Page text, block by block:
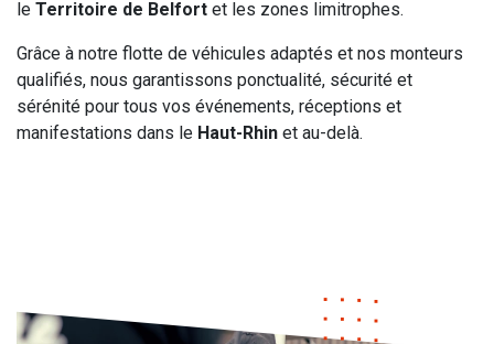
le Territoire de Belfort et les zones limitrophes.
Grâce à notre flotte de véhicules adaptés et nos monteurs
qualifiés, nous garantissons ponctualité, sécurité et
sérénité pour tous vos événements, réceptions et
manifestations dans le Haut-Rhin et au-delà.